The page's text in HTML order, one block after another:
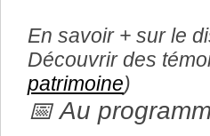
En savoir + sur le
Découvrir des
patrimoine)
📅 Au